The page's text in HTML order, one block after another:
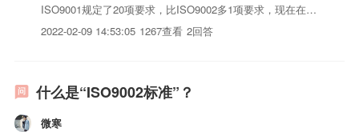
ISO9001规定了20项要求，比ISO9002多1项要求，现在在体
系建立和审核认证时，一般都是做ISO9001。
2022-02-09 14:53:05 1267查看 2回答
什么是“ISO9002标准”？
微寒